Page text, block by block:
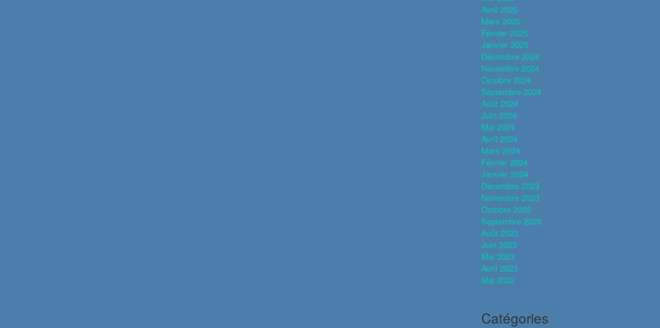
Avril 2025
Mars 2025
Février 2025
Janvier 2025
Décembre 2024
Novembre 2024
Octobre 2024
Septembre 2024
Août 2024
Juin 2024
Mai 2024
Avril 2024
Mars 2024
Février 2024
Janvier 2024
Décembre 2023
Novembre 2023
Octobre 2023
Septembre 2023
Août 2023
Juin 2023
Mai 2023
Avril 2023
Mai 2022
Catégories